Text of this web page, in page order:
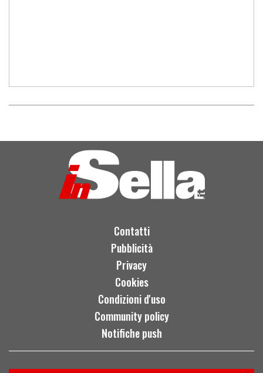
Contatti
Pubblicità
Privacy
Cookies
Condizioni d'uso
Community policy
Notifiche push